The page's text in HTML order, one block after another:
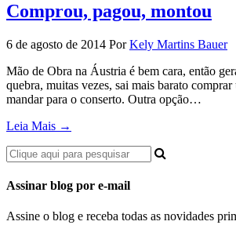
Comprou, pagou, montou
6 de agosto de 2014 Por Kely Martins Bauer
Mão de Obra na Áustria é bem cara, então
quebra, muitas vezes, sai mais barato
mandar para o conserto. Outra opção…
Leia Mais →
Assinar blog por e-mail
Assine o blog e receba todas as novidades